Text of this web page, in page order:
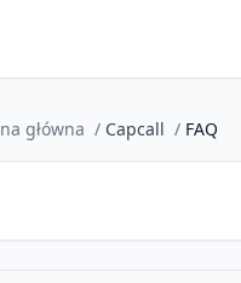
główna / Capcall / FAQ